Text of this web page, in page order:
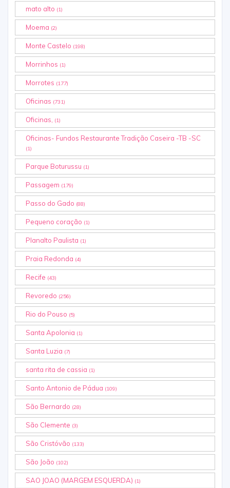
mato alto (1)
Moema (2)
Monte Castelo (198)
Morrinhos (1)
Morrotes (177)
Oficinas (731)
Oficinas, (1)
Oficinas- Fundos Restaurante Tradição Caseira -TB -SC
(1)
Parque Boturussu (1)
Passagem (179)
Passo do Gado (88)
Pequeno coração (1)
Planalto Paulista (1)
Praia Redonda (4)
Recife (43)
Revoredo (256)
Rio do Pouso (5)
Santa Apolonia (1)
Santa Luzia (7)
santa rita de cassia (1)
Santo Antonio de Pádua (109)
São Bernardo (28)
São Clemente (3)
São Cristóvão (133)
São João (102)
SAO JOAO (MARGEM ESQUERDA) (1)